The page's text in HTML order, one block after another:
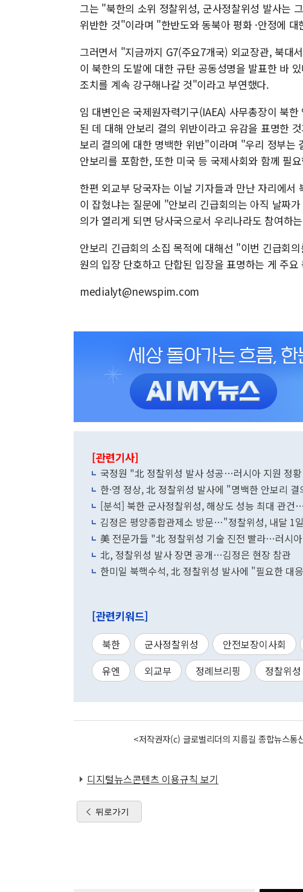
그는 "북한의 소위 정찰위성, 군사정찰위성 발사는
위반한 것"이라며 "한반도와 동북아 평화 ·안정에
그러면서 "지금까지 G7(주요7개국) 외교장관, 북대
이 북한의 도발에 대한 규탄 공동성명을 발표한 바
조치를 계속 강구해나갈 것"이라고 부연했다.
임 대변인은 국제원자력기구(IAEA) 사무총장이 북
된 데 대해 안보리 결의 위반이라고 유감을 표명한
보리 결의에 대한 명백한 위반"이라며 "우리 정부는
안보리를 포함한, 또한 미국 등 국제사회와 함께 필
한편 외교부 당국자는 이날 기자들과 만난 자리에
이 잡혔냐는 질문에 "안보리 긴급회의는 아직 날짜
의가 열리게 되면 당사국으로서 우리나라도 참여하
안보리 긴급회의 소집 목적에 대해선 "이번 긴급회
원의 입장 단호하고 단합된 입장을 표명하는 게 주
medialyt@newspim.com
[관련기사]
국정원 "北 정찰위성 발사 성공…러시아 지원 정
한·영 정상, 北 정찰위성 발사에 "명백한 안보리
[분석] 북한 군사정찰위성, 해상도 성능 최대 관건
김정은 평양종합관제소 방문…"정찰위성, 내달 1
美 전문가들 "北 정찰위성 기술 진전 빨라…러시
北, 정찰위성 발사 장면 공개…김정은 현장 참관
한미일 북핵수석, 北 정찰위성 발사에 "필요한 대
[관련키워드]
북한 군사정찰위성 안전보장이사회
유엔
외교부 정례브리핑 정찰위성
<저작권자(c) 글로벌리더의 지름길 종합뉴스
디지털뉴스콘텐츠 이용규칙 보기
뒤로가기